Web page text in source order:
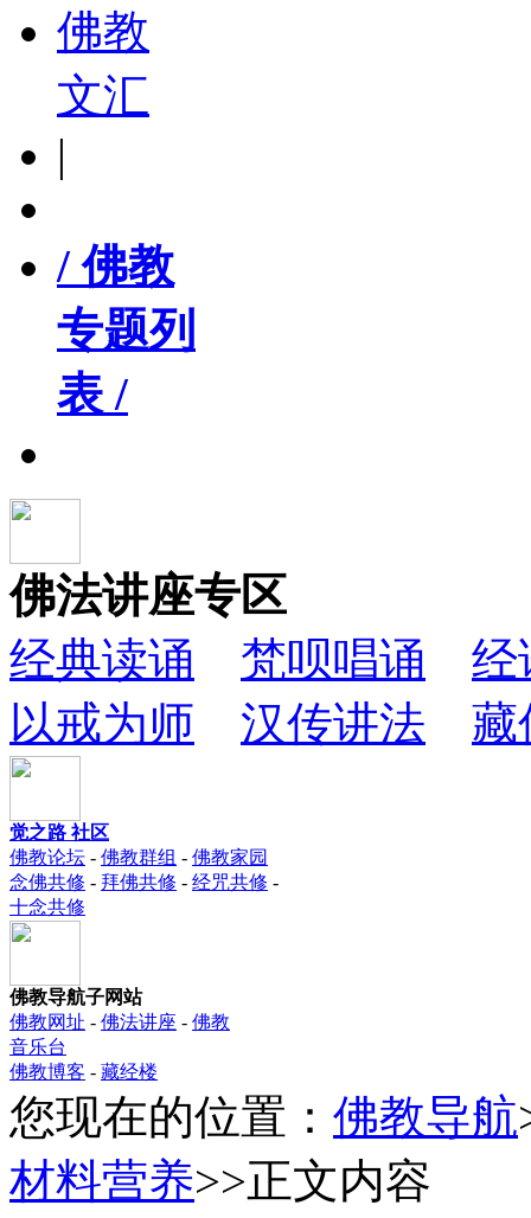
佛教
文汇
|
/ 佛教
专题列
表 /
佛法讲座专区
经典读诵
梵呗唱诵
经
以戒为师
汉传讲法 藏
觉之路 社区
佛教论坛 - 佛教群组 - 佛教家园
念佛共修 - 拜佛共修 - 经咒共修 -
十念共修
佛教导航子网站
佛教网址 - 佛法讲座 - 佛教
音乐台
佛教博客 - 藏经楼
您现在的位置： 佛教导航
材料营养>>正文内容